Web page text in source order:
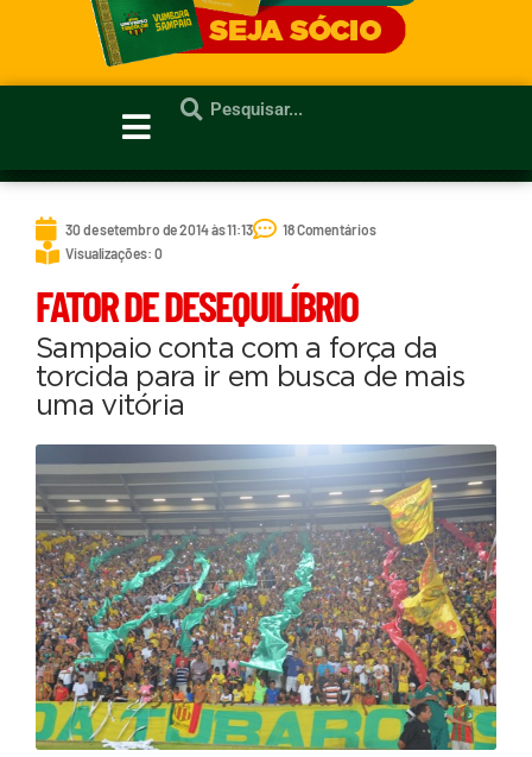
30 de setembro de 2014 às 11:13
18 Comentários
Visualizações: 0
FATOR DE DESEQUILÍBRIO
Sampaio conta com a força da
torcida para ir em busca de mais
uma vitória